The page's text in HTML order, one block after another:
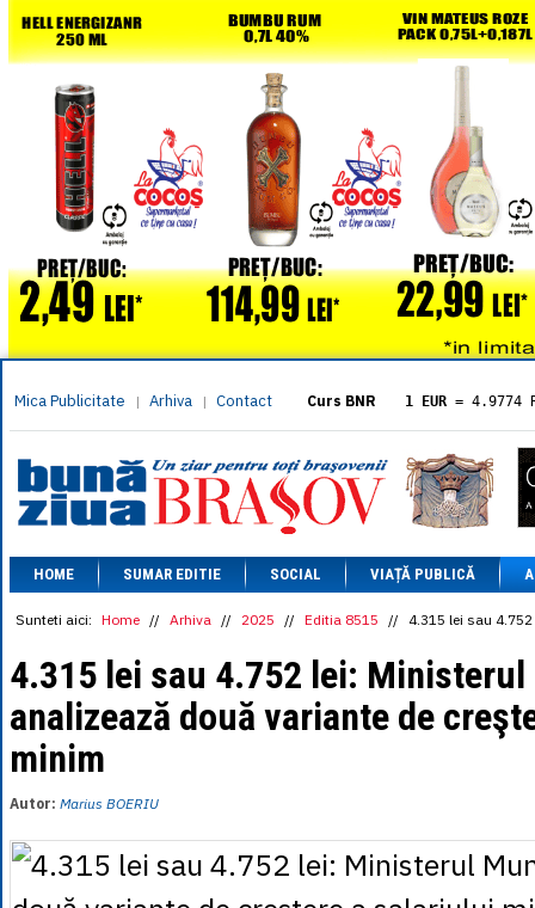
Mica Publicitate | Arhiva | Contact Curs BNR 1 EUR = 4.9774
= 5.8304
1 XAU= 464.4611
1 AED= 1.1933
1 AUD= 2.7957
1 BGN= 2.5449
1 CAD= 3.1559
1 CHF= 5.2813
1 CNY = 0.6015
1 DKK
= 0.6668
1 EGP= 0.0860
1 HUF
= 1.2223
1 INR= 0.0513
1 NZD
= 2.6097
1 PLN = 1.1646
1 RSD
= 0.0425
HOME SUMAR EDITIE SOCIAL VIAȚĂ PUBLICĂ
Sunteti aici: Home // Arhiva // 2025 // Editia 8515 // 4.315 lei sau
4.315 lei sau 4.752 lei:
analizează două variante de
minim
Autor: Marius BOERIU